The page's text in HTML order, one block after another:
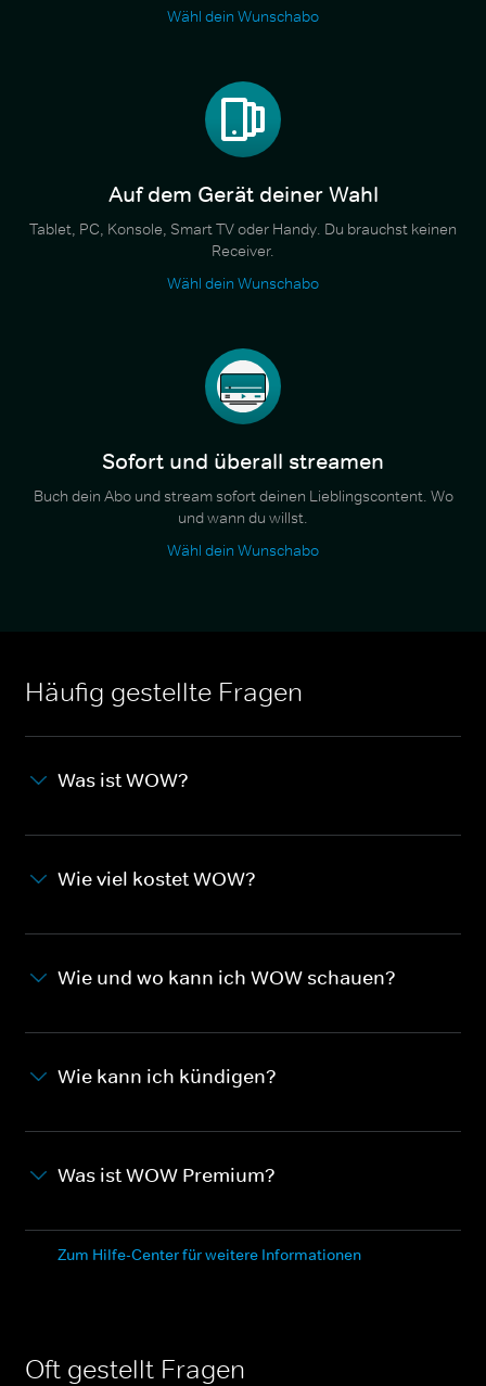
Wähl dein Wunschabo
Auf dem Gerät deiner Wahl
Tablet, PC, Konsole, Smart TV oder Handy. Du brauchst keinen
Receiver.
Wähl dein Wunschabo
Sofort und überall streamen
Buch dein Abo und stream sofort deinen Lieblingscontent. Wo
und wann du willst.
Wähl dein Wunschabo
Häufig gestellte Fragen
Was ist WOW?
Wie viel kostet WOW?
Wie und wo kann ich WOW schauen?
Wie kann ich kündigen?
Was ist WOW Premium?
Zum Hilfe-Center für weitere Informationen
Oft gestellt Fragen